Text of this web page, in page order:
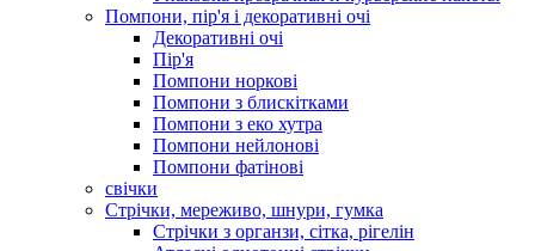
Помпони, пір'я і декоративні очі
Декоративні очі
Пір'я
Помпони норкові
Помпони з блискітками
Помпони з еко хутра
Помпони нейлонові
Помпони фатінові
свічки
Стрічки, мереживо, шнури, гумка
Стрічки з органзи, сітка, рігелін